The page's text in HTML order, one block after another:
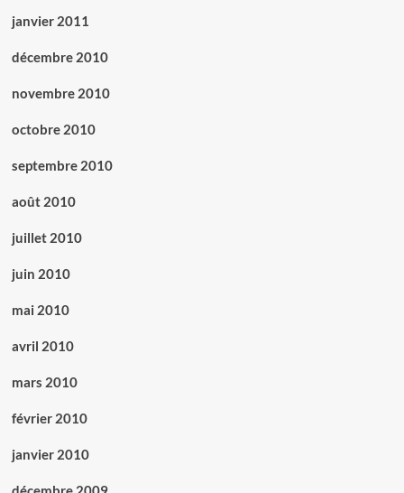
janvier 2011
décembre 2010
novembre 2010
octobre 2010
septembre 2010
août 2010
juillet 2010
juin 2010
mai 2010
avril 2010
mars 2010
février 2010
janvier 2010